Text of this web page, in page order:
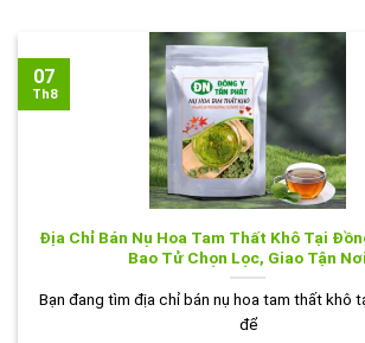
Địa Chỉ Bán Nụ Hoa Tam Thất Khô Tại
Bao Tử Chọn Lọc, Giao Tận Nơi
Bạn đang tìm địa chỉ bán nụ hoa tam thất khô
để
07
Th8